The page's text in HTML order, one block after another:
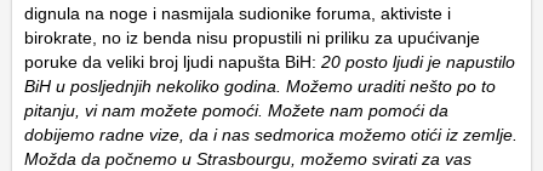
dignula na noge i nasmijala sudionike foruma, aktiviste i
birokrate, no iz benda nisu propustili ni priliku za upućivanje
poruke da veliki broj ljudi napušta BiH: 20 posto ljudi je napustilo
BiH u posljednjih nekoliko godina. Možemo uraditi nešto po to
pitanju, vi nam možete pomoći. Možete nam pomoći da
dobijemo radne vize, da i nas sedmorica možemo otići iz zemlje.
Možda da počnemo u Strasbourgu, možemo svirati za vas